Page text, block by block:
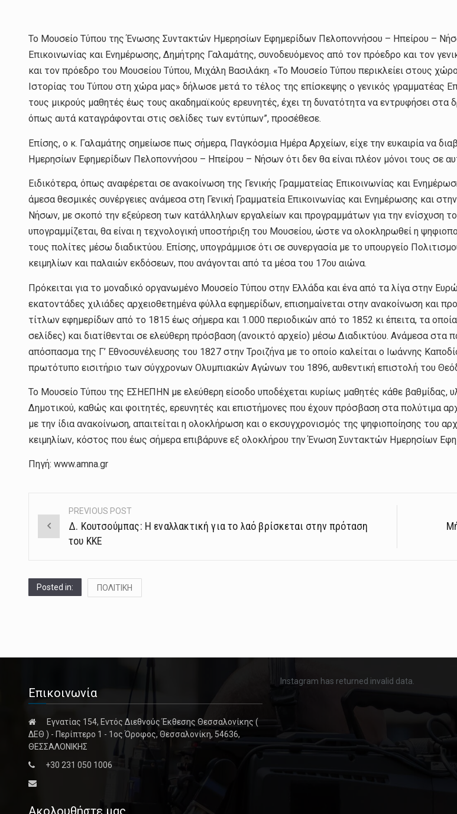
Το Μουσείο Τύπου της Ένωσης Συντακτών Ημερησίων Εφημερίδων Πελοποννήσου – Ηπείρου –
Επικοινωνίας και Ενημέρωσης, Δημήτρης Γαλαμάτης, συνοδευόμενος από τον πρόεδρο και τον
και τον πρόεδρο του Μουσείου Τύπου, Μιχάλη Βασιλάκη. «Το Μουσείο Τύπου περικλείει στους
Ιστορίας του Τύπου στη χώρα μας» δήλωσε μετά το τέλος της επίσκεψης ο γενικός γραμματέας
τους μικρούς μαθητές έως τους ακαδημαϊκούς ερευνητές, έχει τη δυνατότητα να εντρυφήσει
όπως αυτά καταγράφονται στις σελίδες των εντύπων”, προσέθεσε.
Επίσης, ο κ. Γαλαμάτης σημείωσε πως σήμερα, Παγκόσμια Ημέρα Αρχείων, είχε την ευκαιρία να
Ημερησίων Εφημερίδων Πελοποννήσου – Ηπείρου – Νήσων ότι δεν θα είναι πλέον μόνοι τους σε
Ειδικότερα, όπως αναφέρεται σε ανακοίνωση της Γενικής Γραμματείας Επικοινωνίας και
άμεσα θεσμικές συνέργειες ανάμεσα στη Γενική Γραμματεία Επικοινωνίας και Ενημέρωσης και
Νήσων, με σκοπό την εξεύρεση των κατάλληλων εργαλείων και προγραμμάτων για την ενίσχυση
υπογραμμίζεται, θα είναι η τεχνολογική υποστήριξη του Μουσείου, ώστε να ολοκληρωθεί η
τους πολίτες μέσω διαδικτύου. Επίσης, υπογράμμισε ότι σε συνεργασία με το υπουργείο
κειμηλίων και παλαιών εκδόσεων, που ανάγονται από τα μέσα του 17ου αιώνα.
Πρόκειται για το μοναδικό οργανωμένο Μουσείο Τύπου στην Ελλάδα και ένα από τα λίγα στην
εκατοντάδες χιλιάδες αρχειοθετημένα φύλλα εφημερίδων, επισημαίνεται στην ανακοίνωση και
τίτλων εφημερίδων από το 1815 έως σήμερα και 1.000 περιοδικών από το 1852 κι έπειτα, τα
σελίδες) και διατίθενται σε ελεύθερη πρόσβαση (ανοικτό αρχείο) μέσω Διαδικτύου. Ανάμεσα
απόσπασμα της Γ’ Εθνοσυνέλευσης του 1827 στην Τροιζήνα με το οποίο καλείται ο Ιωάννης
πρωτότυπο εισιτήριο των σύγχρονων Ολυμπιακών Αγώνων του 1896, αυθεντική επιστολή του
Το Μουσείο Τύπου της ΕΣΗΕΠΗΝ με ελεύθερη είσοδο υποδέχεται κυρίως μαθητές κάθε βαθμίδας,
Δημοτικού, καθώς και φοιτητές, ερευνητές και επιστήμονες που έχουν πρόσβαση στα πολύτιμα
με την ίδια ανακοίνωση, απαιτείται η ολοκλήρωση και ο εκσυγχρονισμός της ψηφιοποίησης του
κειμηλίων, κόστος που έως σήμερα επιβάρυνε εξ ολοκλήρου την Ένωση Συντακτών Ημερησίων
Πηγή: www.amna.gr
Post
navigation
PREVIOUS POST
Δ. Κουτσούμπας: Η εναλλακτική για το λαό βρίσκεται στην πρόταση
του ΚΚΕ
Posted in: ΠΟΛΙΤΙΚΗ
Επικοινωνία
Εγνατίας 154, Εντός Διεθνούς Έκθεσης Θεσσαλονίκης (
ΔΕΘ ) - Περίπτερο 1 - 1ος Όροφος, Θεσσαλονίκη, 54636,
ΘΕΣΣΑΛΟΝΙΚΗΣ
+30 231 050 1006
Ακολουθήστε μας
Instagram has returned invalid data.